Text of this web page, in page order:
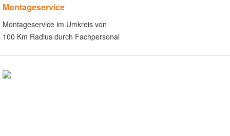
Montageservice
Montageservice im Umkreis von
100 Km Radius durch Fachpersonal